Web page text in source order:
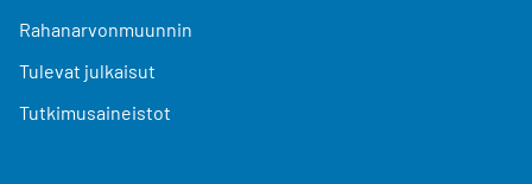
Rahanarvonmuunnin
Tulevat julkaisut
Tutkimusaineistot